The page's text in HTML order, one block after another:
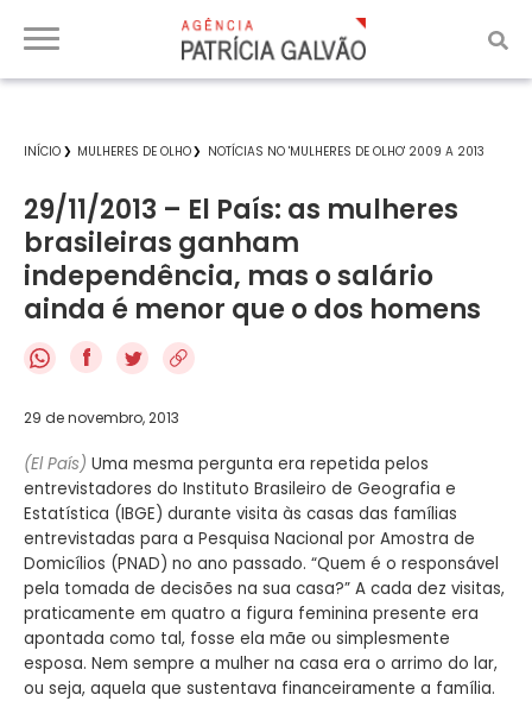
INÍCIO MULHERES DE OLHO NOTÍCIAS NO 'MULHERES DE OLHO' 2009 A 2013
29/11/2013 – El País: as mulheres
brasileiras ganham
independência, mas o salário
ainda é menor que o dos homens
f
29 de novembro, 2013
(El País) Uma mesma pergunta era repetida pelos
entrevistadores do Instituto Brasileiro de Geografia e
Estatística (IBGE) durante visita às casas das famílias
entrevistadas para a Pesquisa Nacional por Amostra de
Domicílios (PNAD) no ano passado. “Quem é o responsável
pela tomada de decisões na sua casa?” A cada dez visitas,
praticamente em quatro a figura feminina presente era
apontada como tal, fosse ela mãe ou simplesmente
esposa. Nem sempre a mulher na casa era o arrimo do lar,
ou seja, aquela que sustentava financeiramente a família.